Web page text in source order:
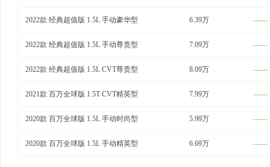
2022款 经典超值版 1.5L 手动豪华型 6.39万 ------
2022款 经典超值版 1.5L 手动尊贵型 7.09万 ------
2022款 经典超值版 1.5L CVT尊贵型 8.09万 ------
2021款 百万全球版 1.5T CVT精英型 7.99万 ------
2020款 百万全球版 1.5L 手动时尚型 5.99万 ------
2020款 百万全球版 1.5L 手动精英型 6.69万 ------